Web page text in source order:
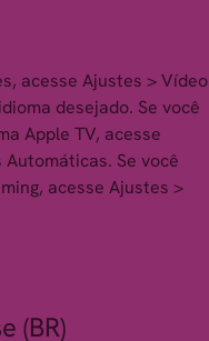
acesse Ajustes > Vídeo
desejado. Se você
Apple TV, acesse
Se você
acesse Ajustes >
(BR)